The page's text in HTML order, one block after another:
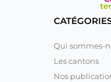
Qui sommes-
Les cantons
Nos